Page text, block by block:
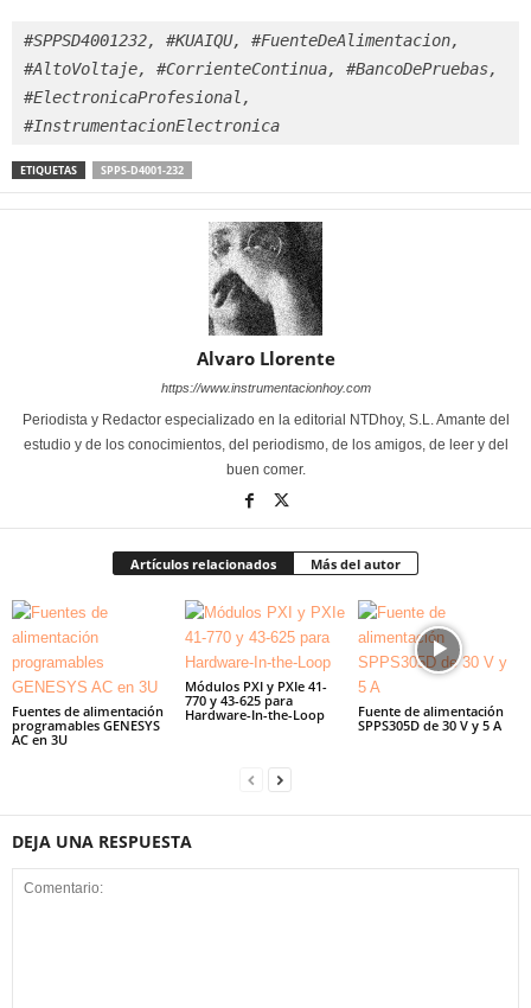
#SPPSD4001232, #KUAIQU, #FuenteDeAlimentacion,
#AltoVoltaje, #CorrienteContinua, #BancoDePruebas,
#ElectronicaProfesional,
#InstrumentacionElectronica
ETIQUETAS SPPS-D4001-232
Alvaro Llorente
https://www.instrumentacionhoy.com
Periodista y Redactor especializado en la editorial NTDhoy, S.L. Amante del
estudio y de los conocimientos, del periodismo, de los amigos, de leer y del
buen comer.
Artículos relacionados Más del autor
Fuentes de alimentación
programables GENESYS
AC en 3U
Módulos PXI y PXIe 41-
770 y 43-625 para
Hardware-In-the-Loop
Fuente de alimentación
SPPS305D de 30 V y 5 A
DEJA UNA RESPUESTA